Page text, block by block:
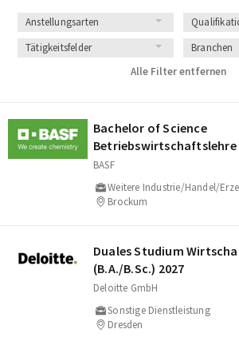
Anstellungsarten
Tätigkeitsfelder
Branchen
Alle Filter entfernen
Bachelor of Science
BASF
Weitere Industrie/Handel/
Brockum
Duales Studium
(B.A./​B.Sc.) 2027
Deloitte GmbH
Sonstige Dienstleistung
Dresden